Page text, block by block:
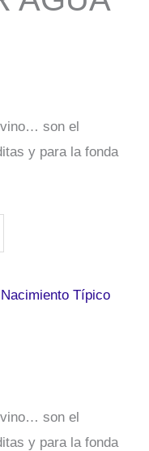
son el
y para la fonda
Nacimiento Típico
son el
y para la fonda